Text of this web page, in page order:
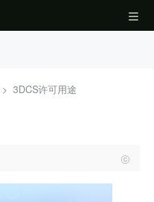
> 3DCS许可用途